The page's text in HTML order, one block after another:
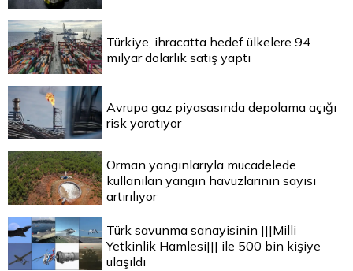
Türkiye, ihracatta hedef ülkelere 94
milyar dolarlık satış yaptı
Avrupa gaz piyasasında depolama açığı
risk yaratıyor
Orman yangınlarıyla mücadelede
kullanılan yangın havuzlarının sayısı
artırılıyor
Türk savunma sanayisinin |||Milli
Yetkinlik Hamlesi||| ile 500 bin kişiye
ulaşıldı